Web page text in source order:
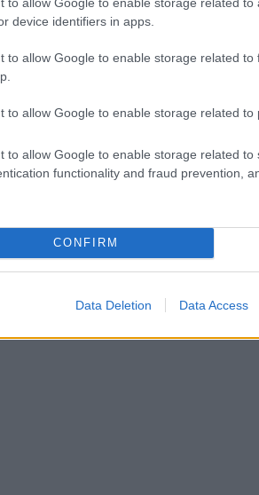
device identifiers in apps.
to allow Google to enable storage related to
to allow Google to enable storage related to
to allow Google to enable storage related to
functionality and fraud prevention,
CONFIRM
Data Deletion Data Access